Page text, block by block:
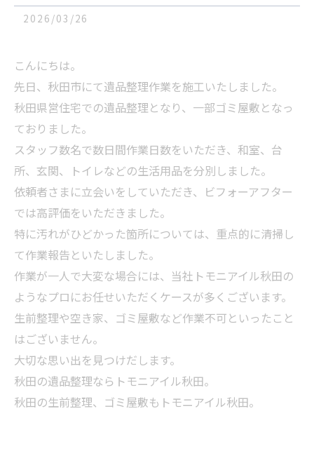
2026/03/26
こんにちは。
先日、秋田市にて遺品整理作業を施工いたしました。
秋田県営住宅での遺品整理となり、一部ゴミ屋敷となっ
ておりました。
スタッフ数名で数日間作業日数をいただき、和室、台
所、玄関、トイレなどの生活用品を分別しました。
依頼者さまに立会いをしていただき、ビフォーアフター
では高評価をいただきました。
特に汚れがひどかった箇所については、重点的に清掃し
て作業報告といたしました。
作業が一人で大変な場合には、当社トモニアイル秋田の
ようなプロにお任せいただくケースが多くございます。
生前整理や空き家、ゴミ屋敷など作業不可といったこと
はございません。
大切な思い出を見つけだします。
秋田の遺品整理ならトモニアイル秋田。
秋田の生前整理、ゴミ屋敷もトモニアイル秋田。